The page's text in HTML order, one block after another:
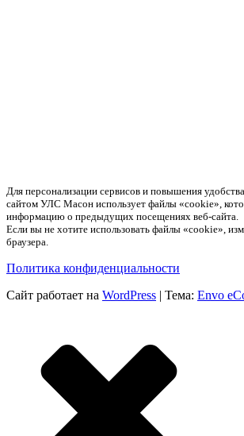
Для персонализации сервисов и повышения
сайтом УЛС Масон использует файлы «cookie»,
информацию о предыдущих посещениях веб-сайта.
Если вы не хотите использовать файлы «cookie»,
браузера.
Политика конфиденциальности
Сайт работает на WordPress | Тема: Envo